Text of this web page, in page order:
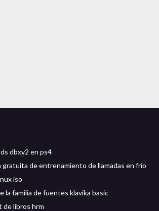
dbxv2 en ps4
gratuita de entrenamiento de llamadas en frío
iso
la familia de fuentes klavika basic
de libros hrm